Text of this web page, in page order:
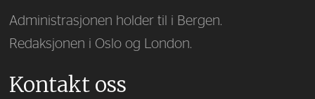
Administrasjonen holder til i Bergen.
Redaksjonen i Oslo og London.
Kontakt oss